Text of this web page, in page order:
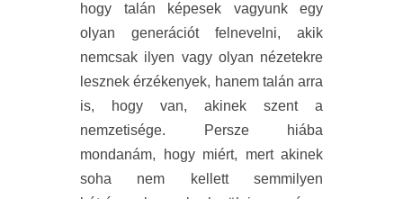
hogy talán képesek vagyunk egy
olyan generációt felnevelni, akik
nemcsak ilyen vagy olyan nézetekre
lesznek érzékenyek, hanem talán arra
is, hogy van, akinek szent a
nemzetisége. Persze hiába
mondanám, hogy miért, mert akinek
soha nem kellett semmilyen